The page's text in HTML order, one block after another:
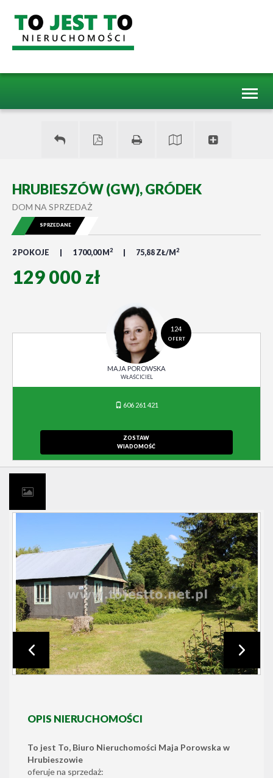
HRUBIESZÓW (GW), GRÓDEK
DOM NA SPRZEDAŻ
2 POKOJE 1 700,00 M 2 75,88 ZŁ/M 2
129 000 zł
SPRZEDANE
124
OFERT
MAJA POROWSKA
WŁAŚCICIEL
606 261 421
ZOSTAW
WIADOMOŚĆ
OPIS NIERUCHOMOŚCI
To jest To, Biuro Nieruchomości Maja Porowska w
Hrubieszowie
oferuje na sprzedaż: